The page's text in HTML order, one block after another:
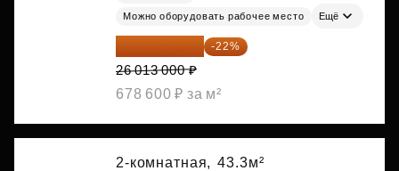
Можно оборудовать рабочее место Ещё
20 290 140 ₽ -22%
26 013 000 ₽
678 600 ₽ за м²
2-комнатная, 43.3м²